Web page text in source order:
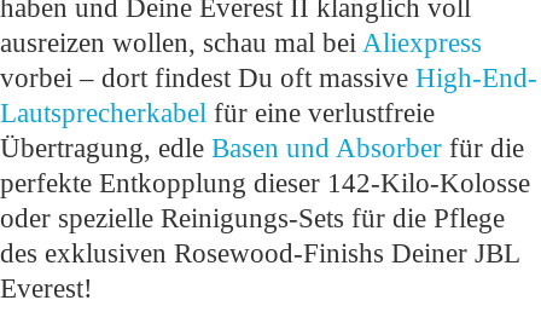
haben und Deine Everest II klanglich voll
ausreizen wollen, schau mal bei Aliexpress
vorbei – dort findest Du oft massive High-End-
Lautsprecherkabel für eine verlustfreie
Übertragung, edle Basen und Absorber für die
perfekte Entkopplung dieser 142-Kilo-Kolosse
oder spezielle Reinigungs-Sets für die Pflege
des exklusiven Rosewood-Finishs Deiner JBL
Everest!